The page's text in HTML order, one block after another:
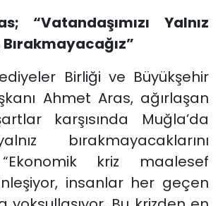
“Vatandaşımızı Yalnız
Bırakmayacağız”
Birliği ve Büyükşehir
Ahmet Aras, ağırlaşan
karşısında Muğla’da
bırakmayacaklarını
kriz maalesef
insanlar her geçen